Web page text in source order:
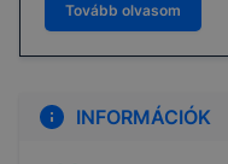
Tovább olvasom
INFORMÁCIÓK